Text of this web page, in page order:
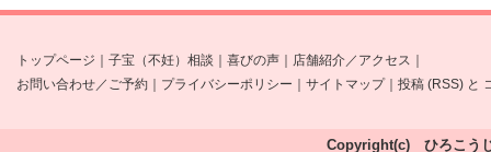
トップページ 子宝（不妊）相談 喜びの声 店舗紹介／アクセス
お問い合わせ／ご予約
プライバシーポリシー サイトマップ｜ 投稿 (RSS) と
Copyright(c) ひろこう